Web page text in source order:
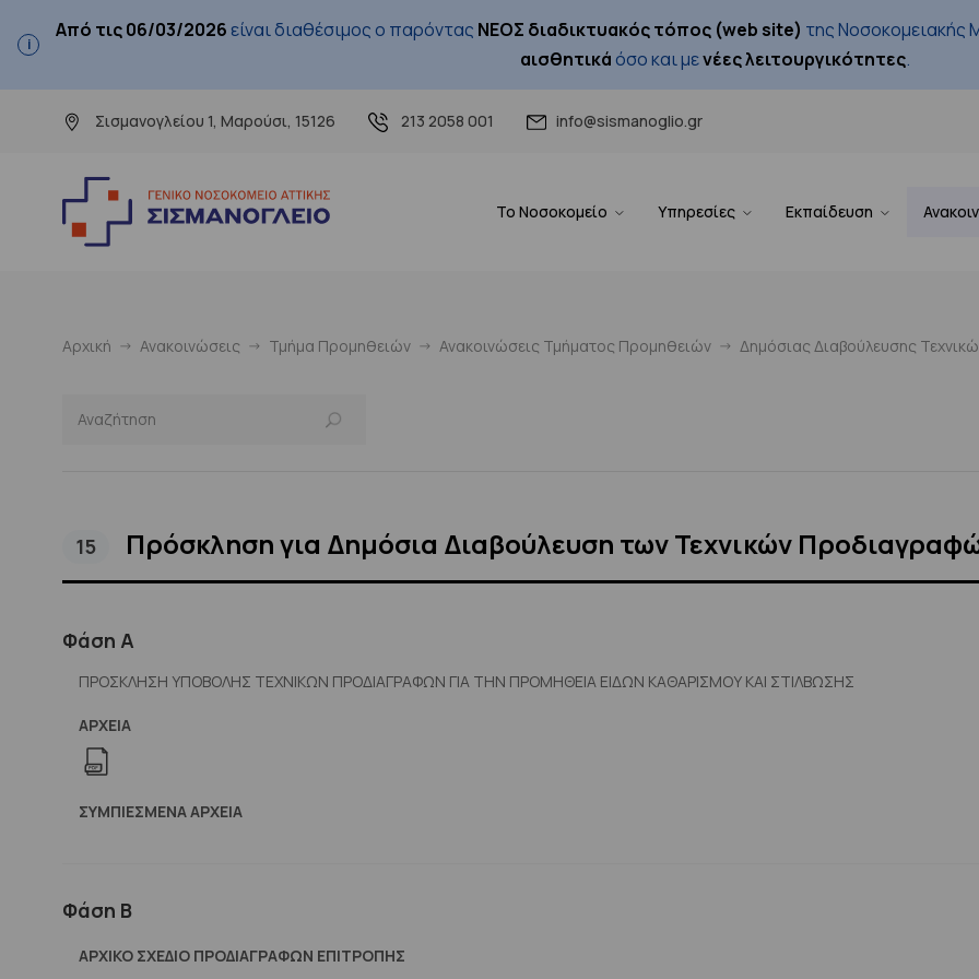
Από τις 06/03/2026 είναι διαθέσιμος ο παρόντας ΝΕΟΣ διαδικτυακός τόπος (web site) της Νοσοκομειακής
αισθητικάόσο και μενέες λειτουργικότητες.
Σισμανογλείου 1, Μαρούσι, 15126 213 2058 001 info@sismanoglio.gr
Το Νοσοκομείο Υπηρεσίες Εκπαίδευση
Αρχική Ανακοινώσεις Τμήμα Προμηθειών Ανακοινώσεις Τμήματος Προμηθειών Δημόσιας Διαβούλευσης
15 Πρόσκληση για Δημόσια Διαβούλευση των Τεχνικών
Φάση Α
ΠΡΟΣΚΛΗΣΗ ΥΠΟΒΟΛΗΣ ΤΕΧΝΙΚΩΝ ΠΡΟΔΙΑΓΡΑΦΩΝ ΓΙΑ ΤΗΝ ΠΡΟΜΗΘΕΙΑ ΕΙΔΩΝ ΚΑΘΑΡΙΣΜΟΥ ΚΑΙ ΣΤΙΛΒΩΣΗΣ
ΑΡΧΕΊΑ
ΣΥΜΠΙΕΣΜΈΝΑ ΑΡΧΕΊΑ
Φάση Β
ΑΡΧΙΚΟ ΣΧΕΔΙΟ ΠΡΟΔΙΑΓΡΑΦΩΝ ΕΠΙΤΡΟΠΗΣ